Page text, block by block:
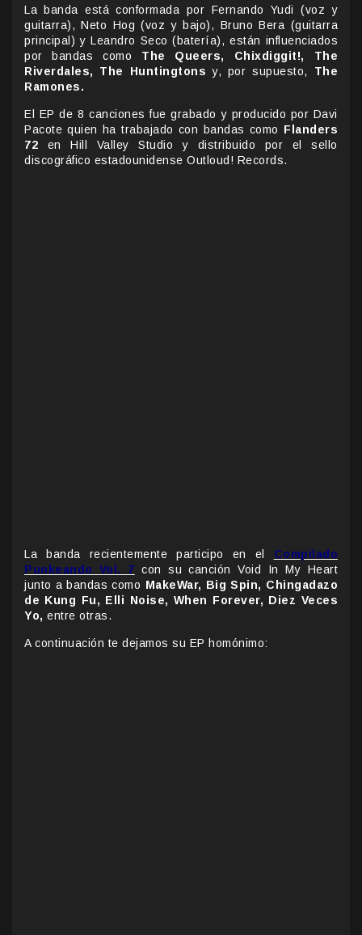
La banda está conformada por Fernando Yudi (voz y
guitarra), Neto Hog (voz y bajo), Bruno Bera (guitarra
principal) y Leandro Seco (batería), están influenciados
por bandas como The Queers, Chixdiggit!, The
Riverdales, The Huntingtons y, por supuesto, The
Ramones.
El EP de 8 canciones fue grabado y producido por Davi
Pacote quien ha trabajado con bandas como Flanders
72 en Hill Valley Studio y distribuido por el sello
discográfico estadounidense Outloud! Records.
La banda recientemente participo en el Compilado
Punkeando Vol. 7 con su canción Void In My Heart
junto a bandas como MakeWar, Big Spin, Chingadazo
de Kung Fu, Elli Noise, When Forever, Diez Veces
Yo, entre otras.
A continuación te dejamos su EP homónimo: